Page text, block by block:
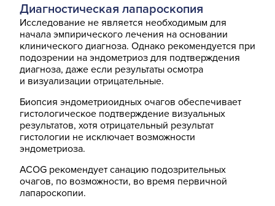
Диагностическая лапароскопия
Исследование не является необходимым для
начала эмпирического лечения на основании
клинического диагноза. Однако рекомендуется при
подозрении на эндометриоз для подтверждения
диагноза, даже если результаты осмотра
и визуализации отрицательные.
Биопсия эндометриоидных очагов обеспечивает
гистологическое подтверждение визуальных
результатов, хотя отрицательный результат
гистологии не исключает возможности
эндометриоза.
ACOG рекомендует санацию подозрительных
очагов, по возможности, во время первичной
лапароскопии.